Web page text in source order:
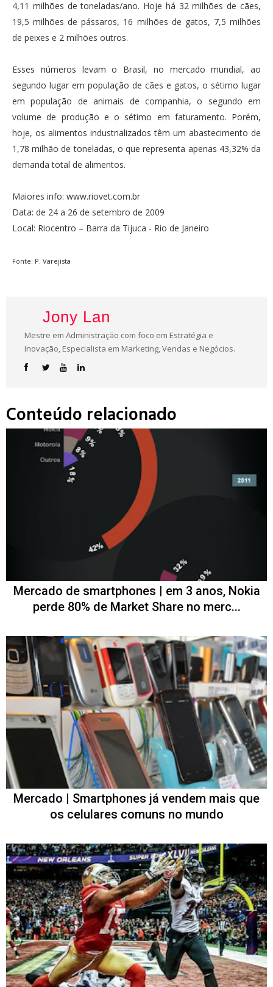
4,11 milhões de toneladas/ano. Hoje há 32 milhões de cães,
19,5 milhões de pássaros, 16 milhões de gatos, 7,5 milhões
de peixes e 2 milhões outros.
Esses números levam o Brasil, no mercado mundial, ao
segundo lugar em população de cães e gatos, o sétimo lugar
em população de animais de companhia, o segundo em
volume de produção e o sétimo em faturamento. Porém,
hoje, os alimentos industrializados têm um abastecimento de
1,78 milhão de toneladas, o que representa apenas 43,32% da
demanda total de alimentos.
Maiores info: www.riovet.com.br
Data: de 24 a 26 de setembro de 2009
Local: Riocentro – Barra da Tijuca - Rio de Janeiro
Fonte: P. Varejista
Jony Lan
Mestre em Administração com foco em Estratégia e
Inovação, Especialista em Marketing, Vendas e Negócios.
Conteúdo relacionado
Mercado de smartphones | em 3 anos, Nokia
perde 80% de Market Share no merc...
Mercado | Smartphones já vendem mais que
os celulares comuns no mundo